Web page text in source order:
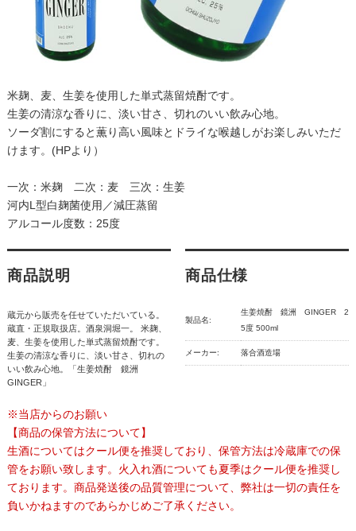
米麹、麦、生姜を使用した単式蒸留焼酎です。
生姜の清涼な香りに、淡い甘さ、切れのいい飲み心地。
ソーダ割にすると薫り高い風味とドライな喉越しがお楽しみいただ
けます。(HPより）
一次：米麹 二次：麦 三次：生姜
河内L型白麹菌使用／減圧蒸留
アルコール度数：25度
商品説明
蔵元から販売を任せていただいている。
蔵直・正規取扱店。酒泉洞堀一。 米麹、
麦、生姜を使用した単式蒸留焼酎です。
生姜の清涼な香りに、淡い甘さ、切れの
いい飲み心地。「生姜焼酎 鏡洲
GINGER」
商品仕様
製品名:
生姜焼酎 鏡洲 GINGER 2
5度 500ml
メーカー: 落合酒造場
※当店からのお願い
【商品の保管方法について】
生酒についてはクール便を推奨しており、保管方法は冷蔵庫での保
管をお願い致します。火入れ酒についても夏季はクール便を推奨し
ております。商品発送後の品質管理について、弊社は一切の責任を
負いかねますのであらかじめご了承ください。